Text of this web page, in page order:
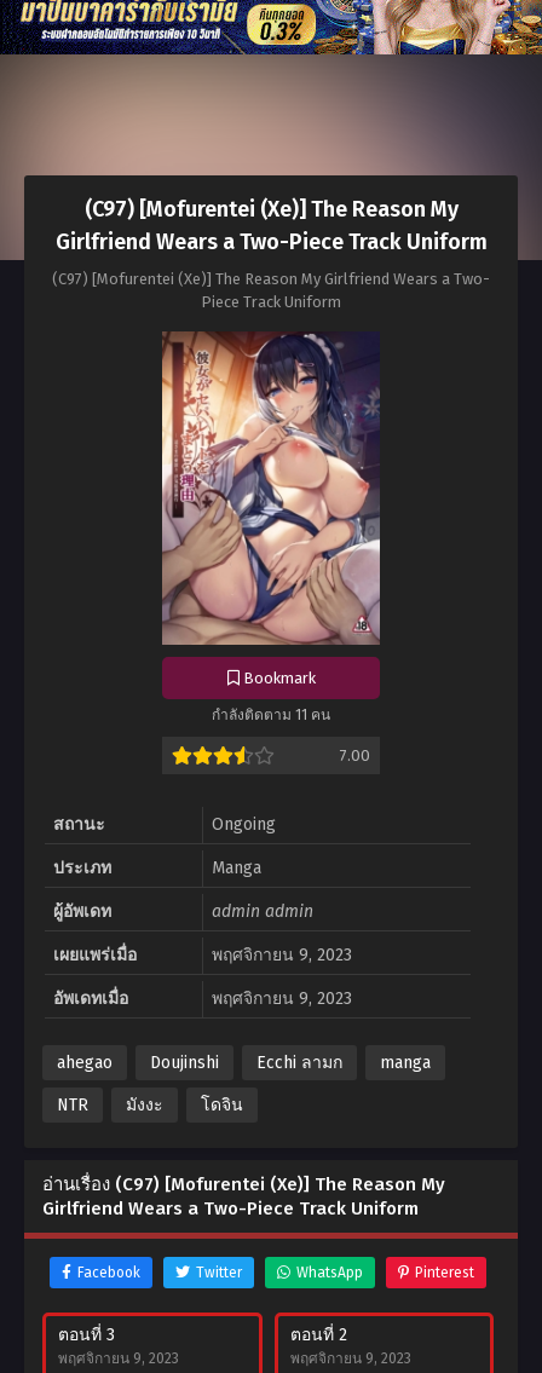
(C97) [Mofurentei (Xe)] The Reason My
Girlfriend Wears a Two-Piece Track Uniform
(C97) [Mofurentei (Xe)] The Reason My Girlfriend Wears a Two-
Piece Track Uniform
Bookmark
กำลังติดตาม 11 คน
7.00
สถานะ Ongoing
ประเภท Manga
ผู้อัพเดท admin admin
เผยแพร่เมื่อ พฤศจิกายน 9, 2023
อัพเดทเมื่อ พฤศจิกายน 9, 2023
ahegao Doujinshi Ecchi ลามก manga
NTR มังงะ โดจิน
อ่านเรื่อง (C97) [Mofurentei (Xe)] The Reason My
Girlfriend Wears a Two-Piece Track Uniform
Facebook Twitter WhatsApp Pinterest
ตอนที่ 3
พฤศจิกายน 9, 2023
ตอนที่ 2
พฤศจิกายน 9, 2023